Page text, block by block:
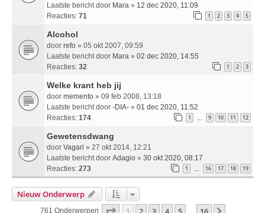
Laatste bericht door Mara » 12 dec 2020, 11:09
Reacties: 71 1 2 3 4 5
Alcohol
door refo » 05 okt 2007, 09:59
Laatste bericht door Mara » 02 dec 2020, 14:55
Reacties: 32 1 2 3
Welke krant heb jij
door memento » 09 feb 2008, 13:18
Laatste bericht door -DIA- » 01 dec 2020, 11:52
Reacties: 174 1 … 9 10 11 12
Gewetensdwang
door Vagari » 27 okt 2014, 12:21
Laatste bericht door Adagio » 30 okt 2020, 08:17
Reacties: 273 1 … 16 17 18 19
Nieuw Onderwerp
761 Onderwerpen Pagina Van16